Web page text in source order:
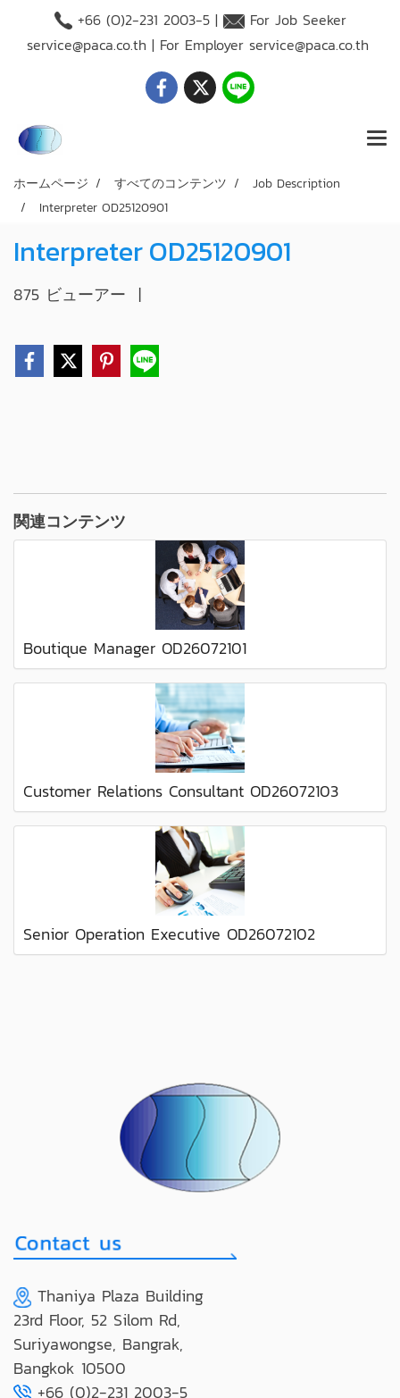
+66 (O)2-231 2003-5 |
For Job Seeker
service@paca.co.th | For Employer service@paca.co.th
ホームページ すべてのコンテンツ
Job Description
Interpreter OD25120901
Interpreter OD25120901
875 ビューアー |
関連コンテンツ
Boutique Manager OD26072101
Customer Relations Consultant OD26072103
Senior Operation Executive OD26072102
Thaniya Plaza Building
23rd Floor, 52 Silom Rd,
Suriyawongse, Bangrak,
Bangkok 10500
+66 (0)2-231 2003-5